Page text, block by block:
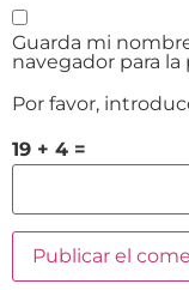
Guarda mi
navegador para
Por favor,
19 + 4 =